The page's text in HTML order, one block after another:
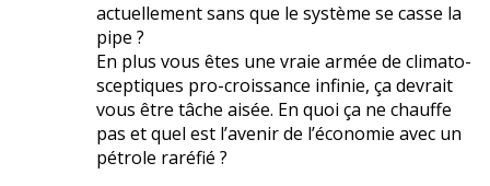
actuellement sans que le système se casse la
pipe ?
En plus vous êtes une vraie armée de climato-
sceptiques pro-croissance infinie, ça devrait
vous être tâche aisée. En quoi ça ne chauffe
pas et quel est l’avenir de l’économie avec un
pétrole raréfié ?